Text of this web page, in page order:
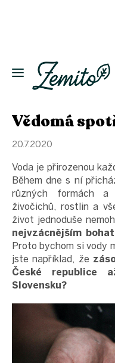
Eko
domácnost
Kosmetika
láhve
Zachraň
a ušetři
Novinky
Vánoce
Přihlášení
Vědomá
20.7.2020
Voda je přirozenou
Během dne s ní
různých formách a
živočichů, rostlin a
život jednoduše
nejvzácnějším
Proto bychom si vody
jste například, že
České republice
Slovensku?